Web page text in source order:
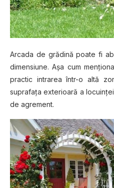
Arcada de grădină poate fi
dimensiune. Aşa cum
practic intrarea într-o altă
suprafaţa exterioară a
de agrement.